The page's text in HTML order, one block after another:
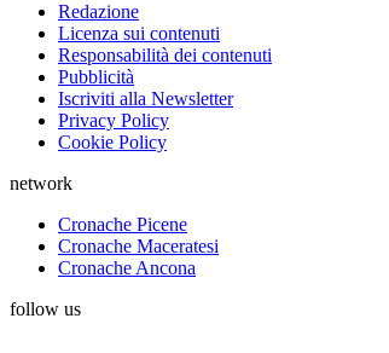
Redazione
Licenza sui contenuti
Responsabilità dei contenuti
Pubblicità
Iscriviti alla Newsletter
Privacy Policy
Cookie Policy
network
Cronache Picene
Cronache Maceratesi
Cronache Ancona
follow us